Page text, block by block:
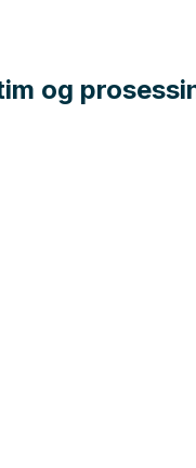
og